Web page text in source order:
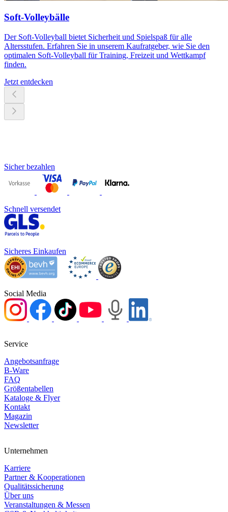
Soft-Volleybälle
Der Soft-Volleyball bietet Sicherheit und Spielspaß für alle
Altersstufen. Erfahren Sie in unserem Kaufratgeber, wie Sie den
optimalen Soft-Volleyball für Training, Freizeit und Wettkampf
finden.
Jetzt entdecken
Sicher bezahlen
Schnell versendet
Sicheres Einkaufen
Social Media
Service
Angebotsanfrage
B-Ware
FAQ
Größentabellen
Kataloge & Flyer
Kontakt
Magazin
Newsletter
Unternehmen
Karriere
Partner & Kooperationen
Qualitätssicherung
Über uns
Veranstaltungen & Messen